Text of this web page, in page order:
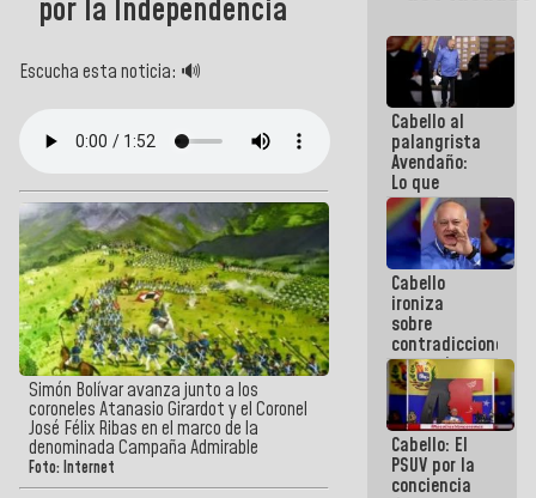
por la Independencia
Escucha esta noticia: 🔊
Simón Bolívar avanza junto a los
coroneles Atanasio Girardot y el Coronel
José Félix Ribas en el marco de la
denominada Campaña Admirable
Foto: Internet
Cabello al
palangrista
Avendaño:
Lo que
vayas a
escribir
hazlo hoy
por que no
sabemos si
la semana
que viene
hay
programa
Cabello
ironiza
sobre
contradicciones
y mentiras
de María
Machado:
¡Créanle!
Cabello: El
PSUV por la
conciencia